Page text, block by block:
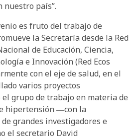
nuestro país”.
es fruto del trabajo de
la Secretaría desde la Red
de Educación, Ciencia,
e Innovación (Red Ecos
con el eje de salud, en el
varios proyectos
el grupo de trabajo en materia de
hipertensión ―con la
grandes investigadores e
el secretario David